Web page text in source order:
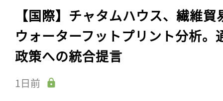
【国際】チャタムハウス、繊維貿
ウォーターフットプリント分析。
政策への統合提言
1日前